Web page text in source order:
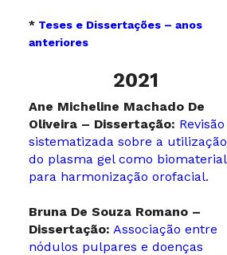
* Teses e Dissertações – anos
anteriores
2021
Ane Micheline Machado De
Oliveira – Dissertação: Revisão
sistematizada sobre a utilização
do plasma gel como biomaterial
para harmonização orofacial.
Bruna De Souza Romano –
Dissertação: Associação entre
nódulos pulpares e doenças